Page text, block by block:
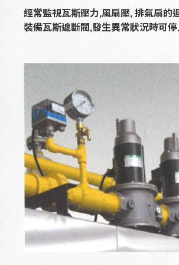
經常監視瓦斯壓力,風扇壓, 排氣扇的
裝備瓦斯遮斷閥,發生異常狀況時可停